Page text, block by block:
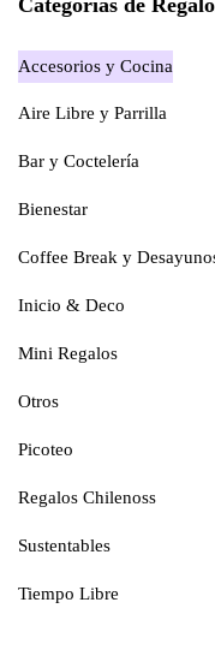
Categorías de
Accesorios y Cocina
Aire Libre y Parrilla
Bar y Coctelería
Bienestar
Coffee Break y
Inicio & Deco
Mini Regalos
Otros
Picoteo
Regalos Chilenoss
Sustentables
Tiempo Libre